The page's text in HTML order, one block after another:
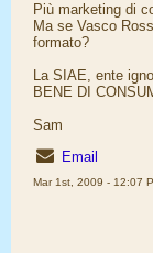
Più marketing di
Ma se Vasco
formato?
La SIAE, ente
BENE DI
Sam
Email
Mar 1st, 2009 - 12:07